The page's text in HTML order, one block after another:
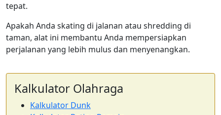
tepat.
Apakah Anda skating di jalanan atau shredding di
taman, alat ini membantu Anda mempersiapkan
perjalanan yang lebih mulus dan menyenangkan.
Kalkulator Olahraga
Kalkulator Dunk